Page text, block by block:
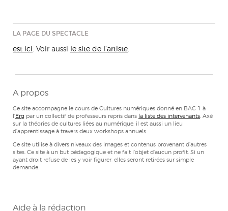
LA PAGE DU SPECTACLE
est ici . Voir aussi le site de l’artiste
A propos
Ce site accompagne le cours de Cultures numériques donné en BAC 1 à
l'Erg par un collectif de professeurs repris dans la liste des intervenants. Axé
sur la théories de cultures liées au numérique, il est aussi un lieu
d'apprentissage à travers deux workshops annuels.
Ce site utilise à divers niveaux des images et contenus provenant d’autres
sites. Ce site à un but pédagogique et ne fait l'objet d'aucun profit. Si un
ayant droit refuse de les y voir figurer, elles seront retirées sur simple
demande.
Aide à la rédaction